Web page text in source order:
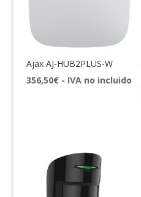
Ajax AJ-HUB2PLUS-W
356,50€ - IVA no incluido